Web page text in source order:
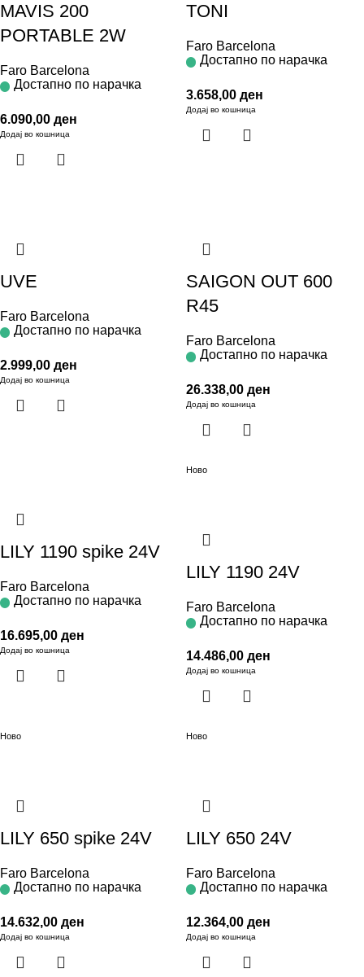
MAVIS 200
PORTABLE 2W
Faro Barcelona
Достапно по нарачка
6.090,00 ден
Додај во кошница
TONI
Faro Barcelona
Достапно по нарачка
3.658,00 ден
Додај во кошница
UVE
Faro Barcelona
Достапно по нарачка
2.999,00 ден
Додај во кошница
SAIGON OUT 600
R45
Faro Barcelona
Достапно по нарачка
26.338,00 ден
Додај во кошница
LILY 1190 spike 24V
Faro Barcelona
Достапно по нарачка
16.695,00 ден
Додај во кошница
Ново
LILY 1190 24V
Faro Barcelona
Достапно по нарачка
14.486,00 ден
Додај во кошница
Ново
LILY 650 spike 24V
Faro Barcelona
Достапно по нарачка
14.632,00 ден
Додај во кошница
Ново
LILY 650 24V
Faro Barcelona
Достапно по нарачка
12.364,00 ден
Додај во кошница